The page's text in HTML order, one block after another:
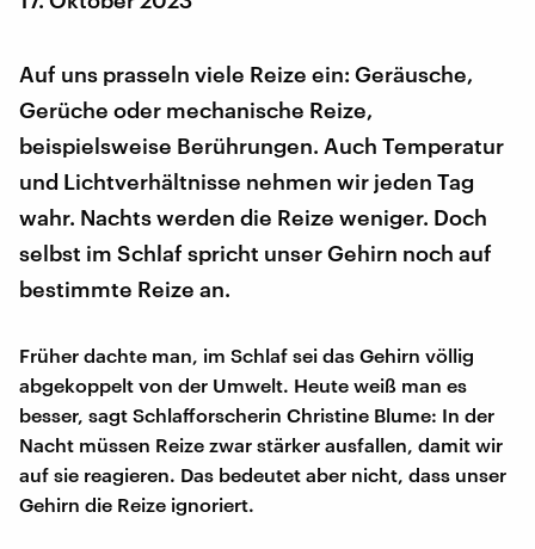
Auf uns prasseln viele Reize ein: Geräusche,
Gerüche oder mechanische Reize,
beispielsweise Berührungen. Auch Temperatur
und Lichtverhältnisse nehmen wir jeden Tag
wahr. Nachts werden die Reize weniger. Doch
selbst im Schlaf spricht unser Gehirn noch auf
bestimmte Reize an.
Früher dachte man, im Schlaf sei das Gehirn völlig
abgekoppelt von der Umwelt. Heute weiß man es
besser, sagt Schlafforscherin Christine Blume: In der
Nacht müssen Reize zwar stärker ausfallen, damit wir
auf sie reagieren. Das bedeutet aber nicht, dass unser
Gehirn die Reize ignoriert.